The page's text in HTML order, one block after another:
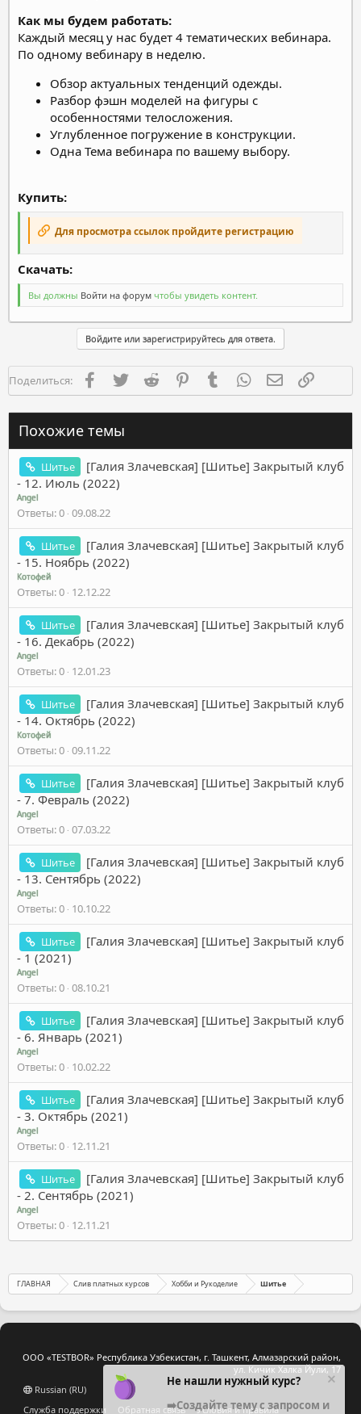
Как мы будем работать:
Каждый месяц у нас будет 4 тематических вебинара.
По одному вебинару в неделю.
Обзор актуальных тенденций одежды.
Разбор фэшн моделей на фигуры с
особенностями телосложения.
Углубленное погружение в конструкции.
Одна Тема вебинара по вашему выбору.
Купить:
Для просмотра ссылок пройдите регистрацию
Скачать:​
Вы должны Войти на форум чтобы увидеть контент.
Войдите или зарегистрируйтесь для ответа.
Поделиться: FacebookTwitter Reddit PinterestTumblr WhatsAppЭлектронная
Похожие темы
Шитье
[Галия Злачевская] [Шитье] Закрытый клуб
- 12. Июль (2022)
Angel
Ответы 0 09.08.22
Шитье
[Галия Злачевская] [Шитье] Закрытый клуб
- 15. Ноябрь (2022)
Котофей
Ответы 0 12.12.22
Шитье
[Галия Злачевская] [Шитье] Закрытый клуб
- 16. Декабрь (2022)
Angel
Ответы 0 12.01.23
Шитье
[Галия Злачевская] [Шитье] Закрытый клуб
- 14. Октябрь (2022)
Котофей
Ответы 0 09.11.22
Шитье
[Галия Злачевская] [Шитье] Закрытый клуб
- 7. Февраль (2022)
Angel
Ответы 0 07.03.22
Шитье
[Галия Злачевская] [Шитье] Закрытый клуб
- 13. Сентябрь (2022)
Angel
Ответы 0 10.10.22
Шитье
[Галия Злачевская] [Шитье] Закрытый клуб
- 1 (2021)
Angel
Ответы 0 08.10.21
Шитье
[Галия Злачевская] [Шитье] Закрытый клуб
- 6. Январь (2021)
Angel
Ответы 0 10.02.22
Шитье
[Галия Злачевская] [Шитье] Закрытый клуб
- 3. Октябрь (2021)
Angel
Ответы 0 12.11.21
Шитье
[Галия Злачевская] [Шитье] Закрытый клуб
- 2. Сентябрь (2021)
Angel
Ответы 0 12.11.21
ГЛАВНАЯ Слив платных курсов Хобби и Рукоделие Шитье
ООО «TESTBOR» Республика Узбекистан, г. Ташкент, Алмазарский район,
ул. Кичик Халка Йули, 17
Russian (RU)
Служба поддержки
Обратная связь Условия и правила
Не нашли нужный курс?
➡️Создайте тему с запросом и